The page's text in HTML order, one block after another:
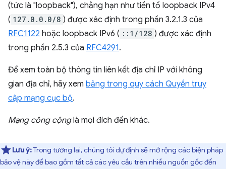
(tức là "loopback"), chẳng hạn như tiền tố loopback IPv4
( 127.0.0.0/8 ) được xác định trong phần 3.2.1.3 của
RFC1122 hoặc loopback IPv6 ( ::1/128 ) được xác định
trong phần 2.5.3 của RFC4291.
Để xem toàn bộ thông tin liên kết địa chỉ IP với không
gian địa chỉ, hãy xem bảng trong quy cách Quyền truy
cập mạng cục bộ.
Mạng công cộnglà mọi đích đến khác.
Lưu ý:Trong tương lai, chúng tôi dự định sẽ mở rộng các biện pháp
bảo vệ này để bao gồm tất cả các yêu cầu trên nhiều nguồn gốc đến